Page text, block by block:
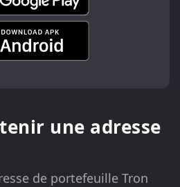
une adresse
de portefeuille Tron